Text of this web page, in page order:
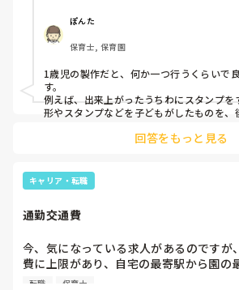
ぽんた
保育士, 保育園
1歳児の製作だと、何か一つ行うくらいで
す。
例えば、出来上がったうちわにスタンプを
形やスタンプなどを子どもがしたものを、
雨遊び、氷遊び、など間食遊びをたくさん
す！いつもと違うおもちゃ、室内に興味津
回答をもっと見る
キャリア・転職
通勤交通費
今、気になっている求人があるのですが
費に上限があり、自宅の最寄駅から園の
期代が5,000円ほどオーバーします
転職 保育士